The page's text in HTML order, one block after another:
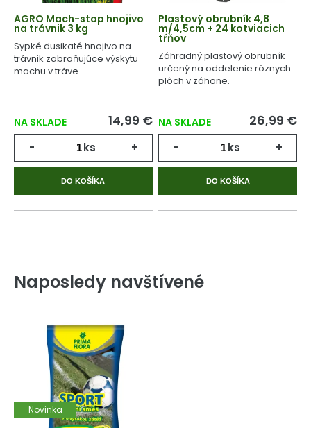
AGRO Mach-stop hnojivo
na trávnik 3 kg
Sypké dusikaté hnojivo na
trávnik zabraňujúce výskytu
machu v tráve.
NA SKLADE 14,99 €
- ks +
DO KOŠÍKA
Plastový obrubník 4,8
m/4,5cm + 24 kotviacich
tŕňov
Záhradný plastový obrubník
určený na oddelenie rôznych
plôch v záhone.
NA SKLADE 26,99 €
- ks +
DO KOŠÍKA
Naposledy navštívené
Novinka